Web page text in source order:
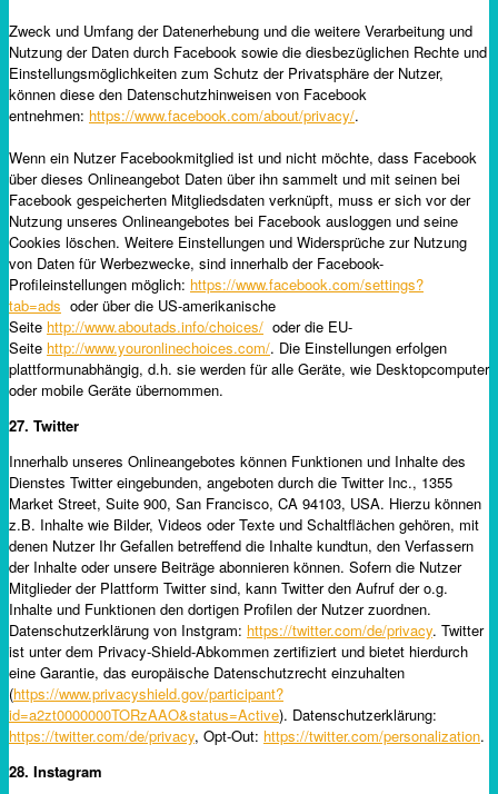
Zweck und Umfang der Datenerhebung und die weitere Verarbeitung und
Nutzung der Daten durch Facebook sowie die diesbezüglichen Rechte und
Einstellungsmöglichkeiten zum Schutz der Privatsphäre der Nutzer,
können diese den Datenschutzhinweisen von Facebook
entnehmen: https://www.facebook.com/about/privacy/.
Wenn ein Nutzer Facebookmitglied ist und nicht möchte, dass Facebook
über dieses Onlineangebot Daten über ihn sammelt und mit seinen bei
Facebook gespeicherten Mitgliedsdaten verknüpft, muss er sich vor der
Nutzung unseres Onlineangebotes bei Facebook ausloggen und seine
Cookies löschen. Weitere Einstellungen und Widersprüche zur Nutzung
von Daten für Werbezwecke, sind innerhalb der Facebook-
Profileinstellungen möglich: https://www.facebook.com/settings?
tab=ads oder über die US-amerikanische
Seite http://www.aboutads.info/choices/ oder die EU-
Seite http://www.youronlinechoices.com/. Die Einstellungen erfolgen
plattformunabhängig, d.h. sie werden für alle Geräte, wie Desktopcomputer
oder mobile Geräte übernommen.
27. Twitter
Innerhalb unseres Onlineangebotes können Funktionen und Inhalte des
Dienstes Twitter eingebunden, angeboten durch die Twitter Inc., 1355
Market Street, Suite 900, San Francisco, CA 94103, USA. Hierzu können
z.B. Inhalte wie Bilder, Videos oder Texte und Schaltflächen gehören, mit
denen Nutzer Ihr Gefallen betreffend die Inhalte kundtun, den Verfassern
der Inhalte oder unsere Beiträge abonnieren können. Sofern die Nutzer
Mitglieder der Plattform Twitter sind, kann Twitter den Aufruf der o.g.
Inhalte und Funktionen den dortigen Profilen der Nutzer zuordnen.
Datenschutzerklärung von Instgram: https://twitter.com/de/privacy. Twitter
ist unter dem Privacy-Shield-Abkommen zertifiziert und bietet hierdurch
eine Garantie, das europäische Datenschutzrecht einzuhalten
(https://www.privacyshield.gov/participant?
id=a2zt0000000TORzAAO&status=Active). Datenschutzerklärung:
https://twitter.com/de/privacy, Opt-Out: https://twitter.com/personalization.
28. Instagram